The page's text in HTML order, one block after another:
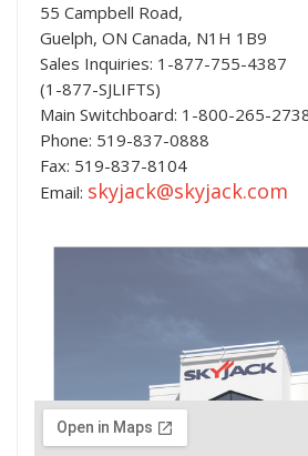
55 Campbell Road,
Guelph, ON Canada, N1H 1B9
Sales Inquiries: 1-877-755-4387
(1-877-SJLIFTS)
Main Switchboard: 1-800-265-
Phone: 519-837-0888
Fax: 519-837-8104
Email: skyjack@skyjack.com